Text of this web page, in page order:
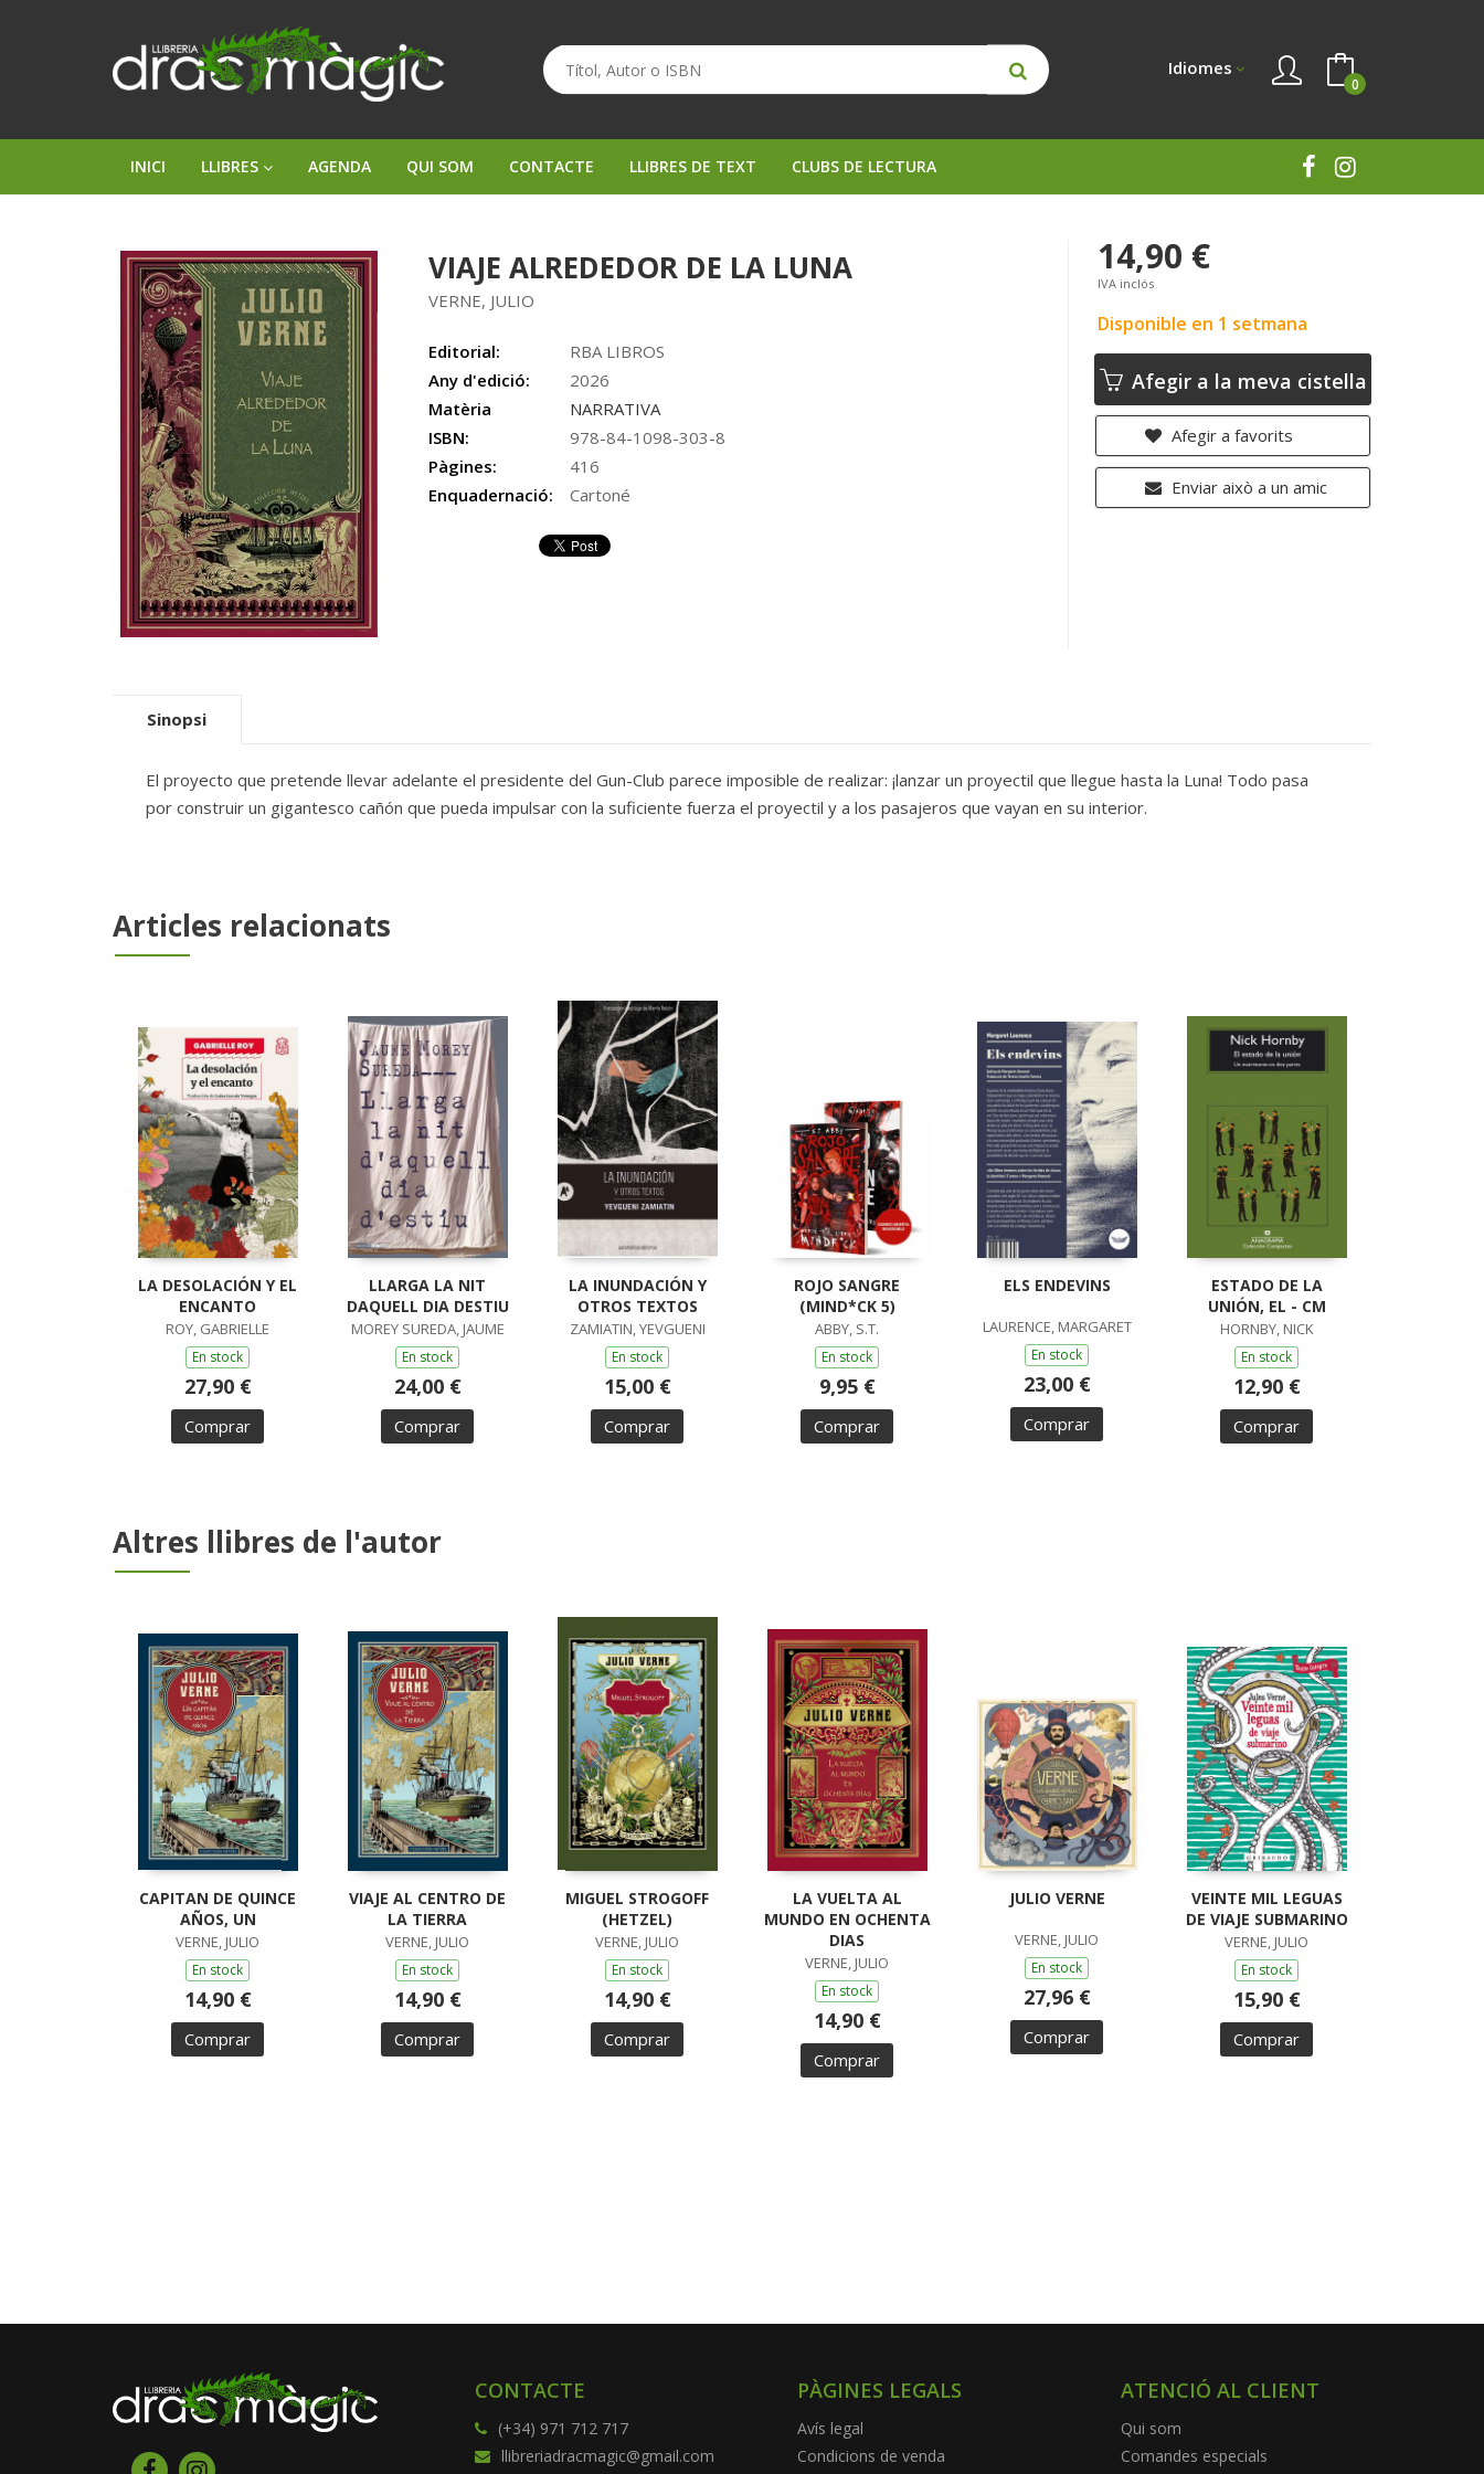
Idiomes
0
INICI LLIBRES AGENDA QUI SOM CONTACTE LLIBRES DE TEXT CLUBS DE LECTURA
VIAJE ALREDEDOR DE LA LUNA
VERNE, JULIO
Editorial:
RBA LIBROS
Any d'edició:
2026
Matèria
NARRATIVA
ISBN:
978-84-1098-303-8
Pàgines:
416
Enquadernació:
Cartoné
14,90 €
IVA inclós
Disponible en 1 setmana
Afegir a la meva cistella
Afegir a favorits
Enviar això a un amic
Sinopsi
El proyecto que pretende llevar adelante el presidente del Gun-Club parece imposible de realizar: ¡lanzar un proyectil que llegue hasta la Luna! Todo pasa
por construir un gigantesco cañón que pueda impulsar con la suficiente fuerza el proyectil y a los pasajeros que vayan en su interior.
Articles relacionats
LA DESOLACIÓN Y EL
ENCANTO
ROY, GABRIELLE
En stock
27,90 €
Comprar
LLARGA LA NIT
DAQUELL DIA DESTIU
MOREY SUREDA, JAUME
En stock
24,00 €
Comprar
LA INUNDACIÓN Y
OTROS TEXTOS
ZAMIATIN, YEVGUENI
En stock
15,00 €
Comprar
ROJO SANGRE
(MIND*CK 5)
ABBY, S.T.
En stock
9,95 €
Comprar
ELS ENDEVINS
LAURENCE, MARGARET
En stock
23,00 €
Comprar
ESTADO DE LA
UNIÓN, EL - CM
HORNBY, NICK
En stock
12,90 €
Comprar
Altres llibres de l'autor
CAPITAN DE QUINCE
AÑOS, UN
VERNE, JULIO
En stock
14,90 €
Comprar
VIAJE AL CENTRO DE
LA TIERRA
VERNE, JULIO
En stock
14,90 €
Comprar
MIGUEL STROGOFF
(HETZEL)
VERNE, JULIO
En stock
14,90 €
Comprar
LA VUELTA AL
MUNDO EN OCHENTA
DIAS
VERNE, JULIO
En stock
14,90 €
Comprar
JULIO VERNE
VERNE, JULIO
En stock
27,96 €
Comprar
VEINTE MIL LEGUAS
DE VIAJE SUBMARINO
VERNE, JULIO
En stock
15,90 €
Comprar
CONTACTE
(+34) 971 712 717
llibreriadracmagic@gmail.com
PÀGINES LEGALS
Avís legal
Condicions de venda
ATENCIÓ AL CLIENT
Qui som
Comandes especials